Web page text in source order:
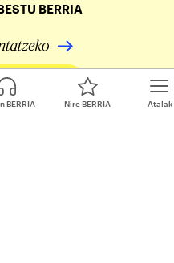
Atalak
BERRIA Nire BERRIA
BERRIA